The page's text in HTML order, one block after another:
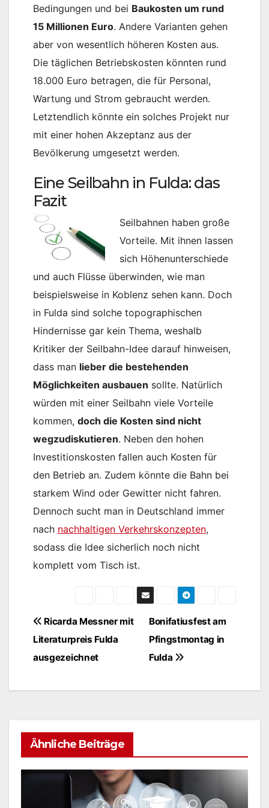
Bedingungen und bei Baukosten um rund
15 Millionen Euro. Andere Varianten gehen
aber von wesentlich höheren Kosten aus.
Die täglichen Betriebskosten könnten rund
18.000 Euro betragen, die für Personal,
Wartung und Strom gebraucht werden.
Letztendlich könnte ein solches Projekt nur
mit einer hohen Akzeptanz aus der
Bevölkerung umgesetzt werden.
Eine Seilbahn in Fulda: das
Fazit
Seilbahnen haben große
Vorteile. Mit ihnen lassen
sich Höhenunterschiede
und auch Flüsse überwinden, wie man
beispielsweise in Koblenz sehen kann. Doch
in Fulda sind solche topographischen
Hindernisse gar kein Thema, weshalb
Kritiker der Seilbahn-Idee darauf hinweisen,
dass man lieber die bestehenden
Möglichkeiten ausbauen sollte. Natürlich
würden mit einer Seilbahn viele Vorteile
kommen, doch die Kosten sind nicht
wegzudiskutieren. Neben den hohen
Investitionskosten fallen auch Kosten für
den Betrieb an. Zudem könnte die Bahn bei
starkem Wind oder Gewitter nicht fahren.
Dennoch sucht man in Deutschland immer
nach nachhaltigen Verkehrskonzepten,
sodass die Idee sicherlich noch nicht
komplett vom Tisch ist.
Beitragsnavigation
Bonifatiusfest am
Pfingstmontag in
Fulda
Ricarda Messner mit
Literaturpreis Fulda
ausgezeichnet
Ähnliche Beiträge